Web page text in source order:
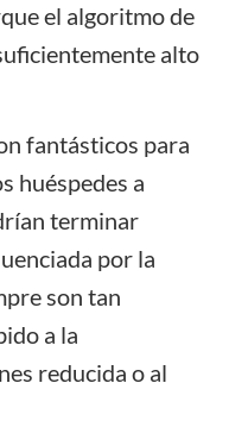
el algoritmo de
alto
fantásticos para
huéspedes a
terminar
por la
son tan
a la
reducida o al